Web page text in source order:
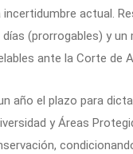
incertidumbre actual.
(prorrogables) y
ante la Corte de
año el plazo para
y Áreas